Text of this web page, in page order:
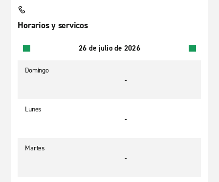
Horarios y servicos
26 de julio de 2026
Domingo
-
Lunes
-
Martes
-